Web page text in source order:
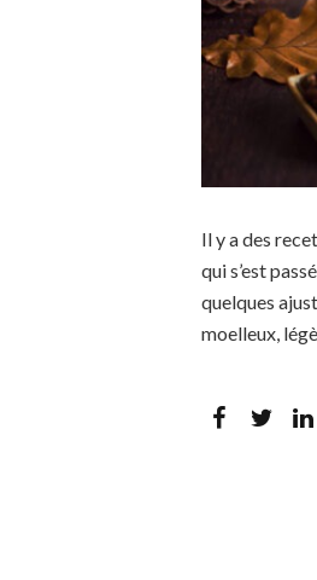
Il y a des
qui s’est
quelques
moelleux,